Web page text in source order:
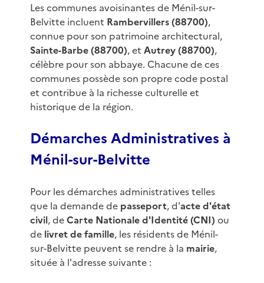
Les communes avoisinantes de Ménil-sur-
Belvitte incluent Rambervillers (88700),
connue pour son patrimoine architectural,
Sainte-Barbe (88700), et Autrey (88700),
célèbre pour son abbaye. Chacune de ces
communes possède son propre code postal
et contribue à la richesse culturelle et
historique de la région.
Démarches Administratives à
Ménil-sur-Belvitte
Pour les démarches administratives telles
que la demande de passeport, d'acte d'état
civil, deCarte Nationale d'Identité (CNI) ou
de livret de famille, les résidents de Ménil-
sur-Belvitte peuvent se rendre à la mairie,
située à l'adresse suivante :